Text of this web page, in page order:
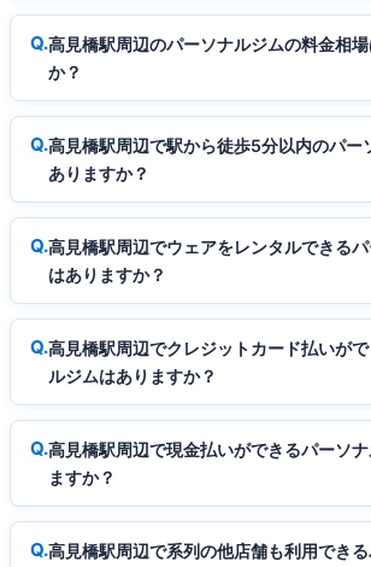
高見橋駅周辺のパーソナルジムの料金相
か？
高見橋駅周辺で駅から徒歩5分以内のパー
ありますか？
高見橋駅周辺でウェアをレンタルできる
はありますか？
高見橋駅周辺でクレジットカード払いが
ルジムはありますか？
高見橋駅周辺で現金払いができるパーソ
ますか？
高見橋駅周辺で系列の他店舗も利用でき